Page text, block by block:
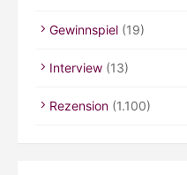
Gewinnspiel (19)
Interview (13)
Rezension (1.100)